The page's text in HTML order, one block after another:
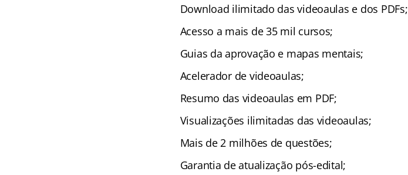
Download ilimitado das videoaulas e dos PDFs;
Acesso a mais de 35 mil cursos;
Guias da aprovação e mapas mentais;
Acelerador de videoaulas;
Resumo das videoaulas em PDF;
Visualizações ilimitadas das videoaulas;
Mais de 2 milhões de questões;
Garantia de atualização pós-edital;